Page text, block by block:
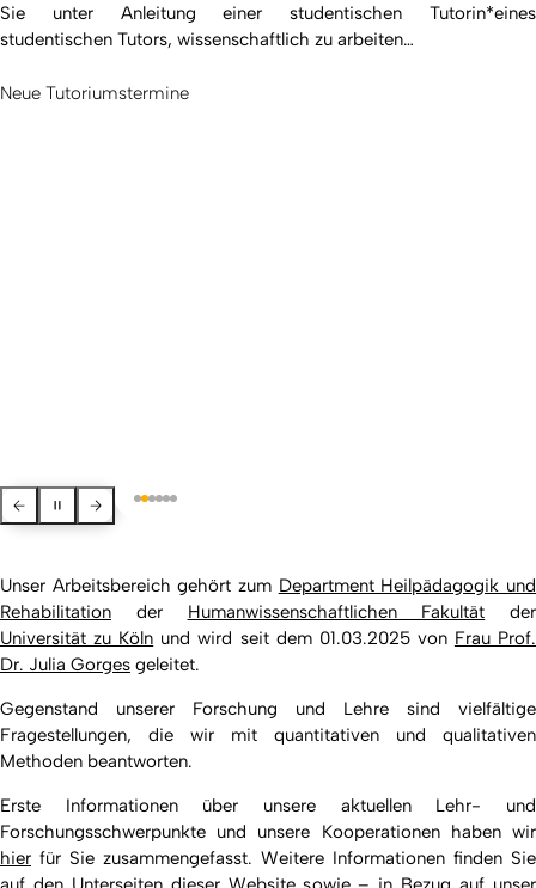
Sie unter Anleitung einer studentischen Tutorin*eines
studentischen Tutors, wissenschaftlich zu arbeiten…
Neue Tutoriumstermine
Previous Slide
Pause slider
Next slide
Unser Arbeitsbereich gehört zum Department Heilpädagogik und
Rehabilitation der Humanwissenschaftlichen Fakultät der
Universität zu Köln und wird seit dem 01.03.2025 von Frau Prof.
Dr. Julia Gorges geleitet.
Gegenstand unserer Forschung und Lehre sind vielfältige
Fragestellungen, die wir mit quantitativen und qualitativen
Methoden beantworten.
Erste Informationen über unsere aktuellen Lehr- und
Forschungsschwerpunkte und unsere Kooperationen haben wir
hier für Sie zusammengefasst. Weitere Informationen finden Sie